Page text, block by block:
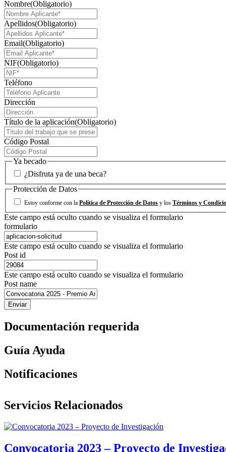
Nombre(Obligatorio)
Apellidos(Obligatorio)
Email(Obligatorio)
NIF(Obligatorio)
Teléfono
Dirección
Título de la aplicación(Obligatorio)
Código Postal
Ya becado
¿Disfruta ya de una beca?
Protección de Datos
Estoy conforme con la Política de Protección de Datos y los Términos y
Este campo está oculto cuando se visualiza el formulario
formulario
Este campo está oculto cuando se visualiza el formulario
Post id
Este campo está oculto cuando se visualiza el formulario
Post name
Documentación requerida
Guía Ayuda
Notificaciones
Servicios Relacionados
Convocatoria 2023 – Proyecto de